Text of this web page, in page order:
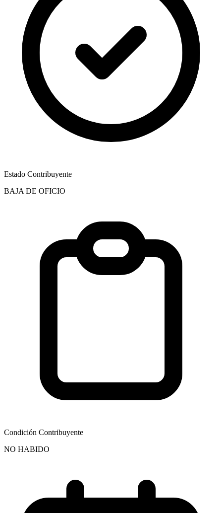
Estado Contribuyente
BAJA DE OFICIO
Condición Contribuyente
NO HABIDO